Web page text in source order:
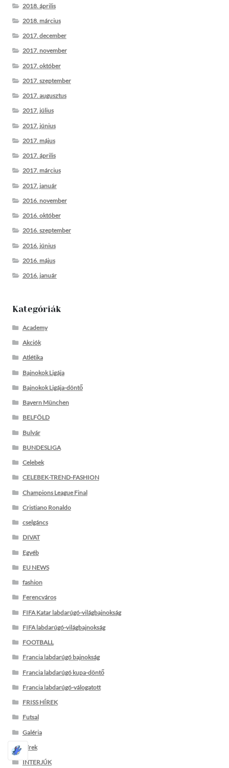
2018. április
2018. március
2017. december
2017. november
2017. október
2017. szeptember
2017. augusztus
2017. július
2017. június
2017. május
2017. április
2017. március
2017. január
2016. november
2016. október
2016. szeptember
2016. június
2016. május
2016. január
Kategóriák
Academy
Akciók
Atlétika
Bajnokok Ligája
Bajnokok Ligája-döntő
Bayern München
BELFÖLD
Bulvár
BUNDESLIGA
Celebek
CELEBEK-TREND-FASHION
Champions League Final
Cristiano Ronaldo
cselgáncs
DIVAT
Egyéb
EU NEWS
fashion
Ferencváros
FIFA Katar labdarúgó-világbajnokság
FIFA labdarúgó-világbajnokság
FOOTBALL
Francia labdarúgó bajnokság
Francia labdarúgó kupa-döntő
Francia labdarúgó-válogatott
FRISS HÍREK
Futsal
Galéria
Hírek
INTERJÚK